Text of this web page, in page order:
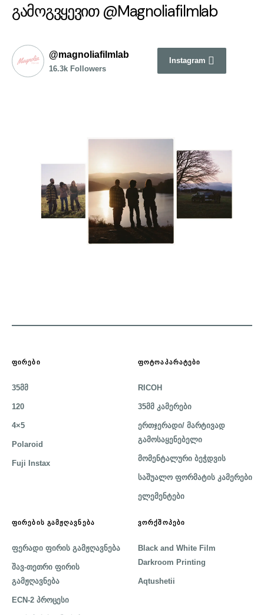
გამოგვყევით @Magnoliafilmlab
@magnoliafilmlab
16.3k Followers
Instagram
ᲤᲘᲠᲔᲑᲘ
35მმ
120
4×5
Polaroid
Fuji Instax
ᲤᲝᲢᲝᲐᲞᲐᲠᲐᲢᲔᲑᲘ
RICOH
35მმ კამერები
ერთჯერადი/ მარტივად
გამოსაყენებელი
მომენტალური ბეჭდვის
საშუალო ფორმატის კამერები
ელემენტები
ᲤᲘᲠᲔᲑᲘᲡ ᲒᲐᲛᲟᲦᲐᲕᲜᲔᲑᲐ
ფერადი ფირის გამჟღავნება
შავ-თეთრი ფირის
გამჟღავნება
ECN-2 პროცესი
ᲕᲝᲠᲥᲨᲝᲞᲔᲑᲘ
Black and White Film
Darkroom Printing
Aqtushetii